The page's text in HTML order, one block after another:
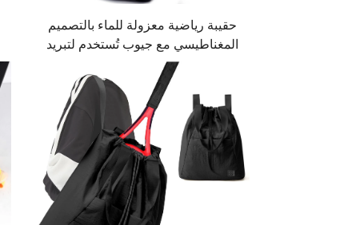
حقيبة رياضية معزولة للماء بالتصميم
المغناطيسي مع جيوب تُستخدم لتبريد
الزجاجات، ومناسبة للهاتف المحمول
وتحمل على الكتف أو كحقيبة جيم